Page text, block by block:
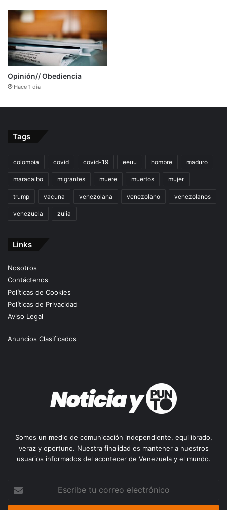
Opinión// Obediencia
Hace 1 día
Tags
colombia covid covid-19 eeuu hombre maduro
maracaibo migrantes muere muertos mujer
trump vacuna venezolana venezolano venezolanos
venezuela zulia
Links
Nosotros
Contáctenos
Políticas de Cookies
Políticas de Privacidad
Aviso Legal
Anuncios Clasificados
Somos un medio de comunicación independiente, equilibrado,
veraz y oportuno. Nuestra finalidad es mantener a nuestros
usuarios informados del acontecer de Venezuela y el mundo.
correo